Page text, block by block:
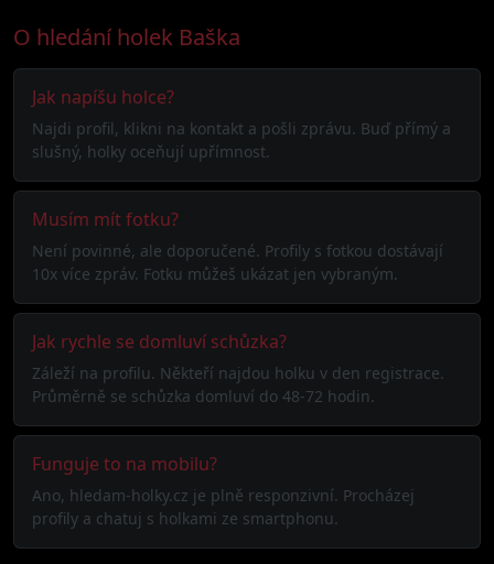
O hledání holek Baška
Jak napíšu holce?
Najdi profil, klikni na kontakt a pošli zprávu. Buď přímý a
slušný, holky oceňují upřímnost.
Musím mít fotku?
Není povinné, ale doporučené. Profily s fotkou dostávají
10x více zpráv. Fotku můžeš ukázat jen vybraným.
Jak rychle se domluví schůzka?
Záleží na profilu. Někteří najdou holku v den registrace.
Průměrně se schůzka domluví do 48-72 hodin.
Funguje to na mobilu?
Ano, hledam-holky.cz je plně responzivní. Procházej
profily a chatuj s holkami ze smartphonu.